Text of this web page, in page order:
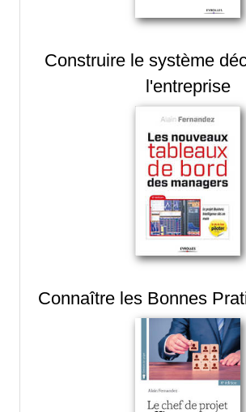
Construire le système
l'entreprise
Connaître les Bonnes